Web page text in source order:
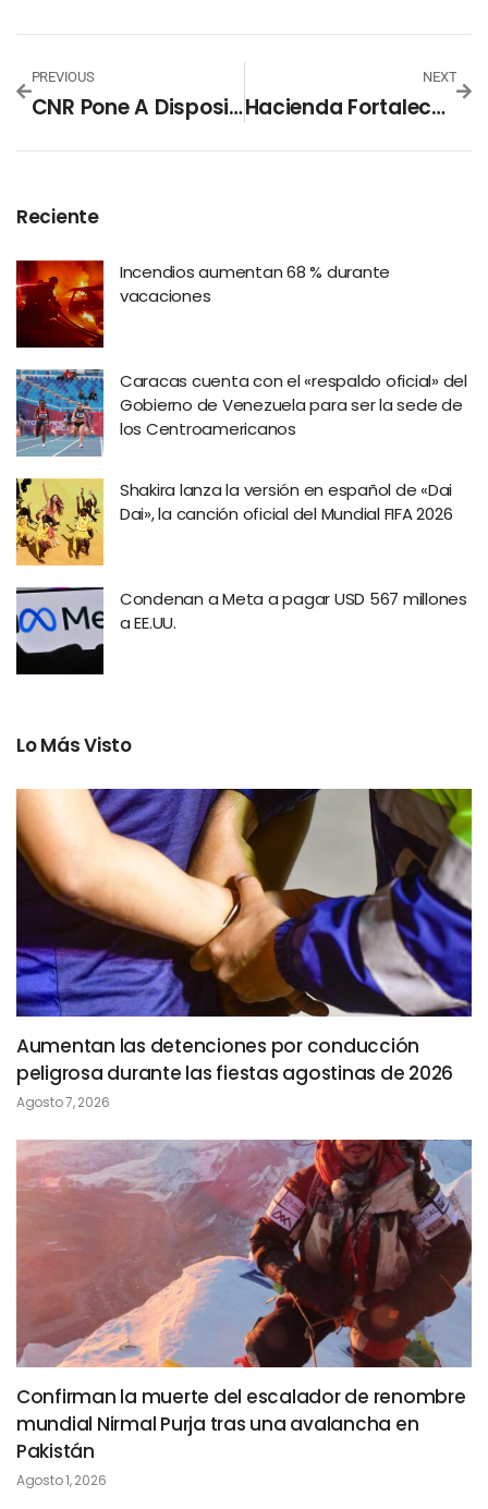
PREVIOUS
CNR Pone A Disposición Registro De Garantías Mobiliarias
NEXT
Hacienda Fortalece Equipo Informático Para Combatir La Evasión
Reciente
Incendios aumentan 68 % durante
vacaciones
Caracas cuenta con el «respaldo oficial» del
Gobierno de Venezuela para ser la sede de
los Centroamericanos
Shakira lanza la versión en español de «Dai
Dai», la canción oficial del Mundial FIFA 2026
Condenan a Meta a pagar USD 567 millones
a EE.UU.
Lo Más Visto
Aumentan las detenciones por conducción
peligrosa durante las fiestas agostinas de 2026
Agosto 7, 2026
Confirman la muerte del escalador de renombre
mundial Nirmal Purja tras una avalancha en
Pakistán
Agosto 1, 2026